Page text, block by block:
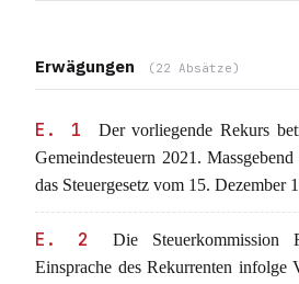
Erwägungen (22 Absätze)
E. 1
Der vorliegende Rekurs
Gemeindesteuern 2021.
das Steuergesetz vom 15. Dezember
E. 2
Die
Einsprache des Rekurrenten infolge